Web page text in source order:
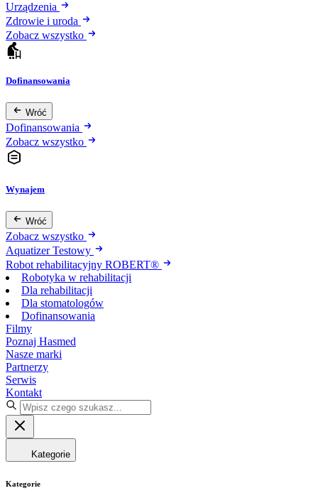
Urządzenia
Zdrowie i uroda
Zobacz wszystko
Dofinansowania
Wróć
Dofinansowania
Zobacz wszystko
Wynajem
Wróć
Zobacz wszystko
Aquatizer Testowy
Robot rehabilitacyjny ROBERT®
Robotyka w rehabilitacji
Dla rehabilitacji
Dla stomatologów
Dofinansowania
Filmy
Poznaj Hasmed
Nasze marki
Partnerzy
Serwis
Kontakt
Kategorie
Kategorie